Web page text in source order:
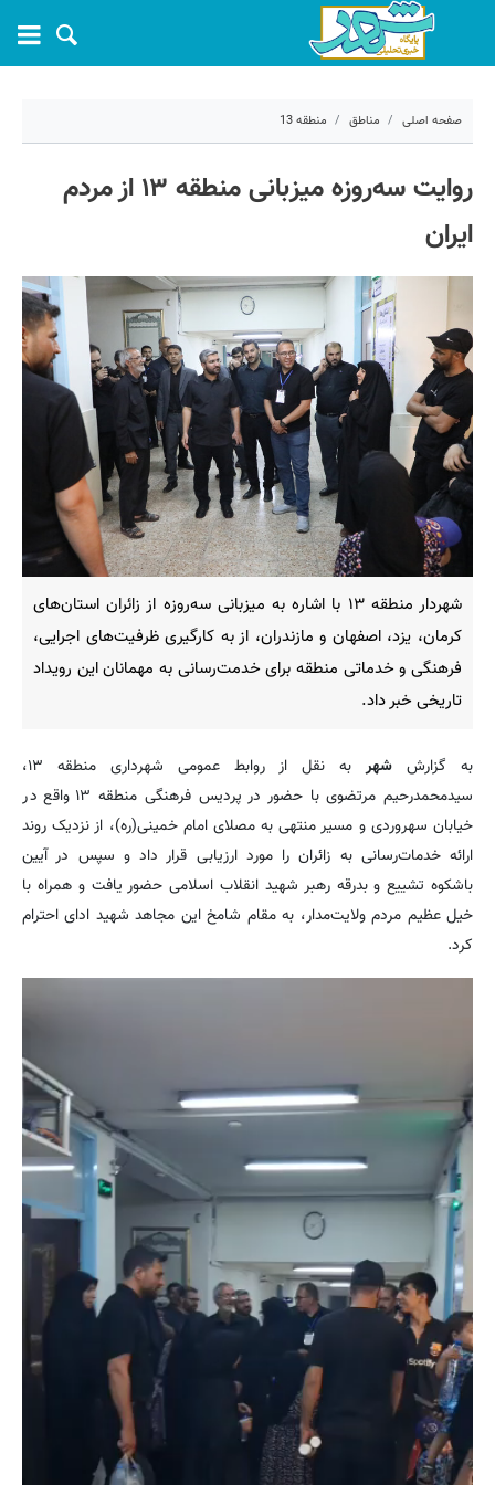
صفحه اصلی مناطق منطقه 13
روایت سه‌روزه میزبانی منطقه ۱۳ از مردم
ایران
شهردار منطقه ۱۳ با اشاره به میزبانی سه‌روزه از زائران استان‌های
کرمان، یزد، اصفهان و مازندران، از به کارگیری ظرفیت‌های اجرایی،
فرهنگی و خدماتی منطقه برای خدمت‌رسانی به مهمانان این رویداد
تاریخی خبر داد.
به گزارش شهر
به نقل از روابط عمومی شهرداری منطقه ۱۳،
سیدمحمدرحیم مرتضوی با حضور در پردیس فرهنگی منطقه ۱۳ واقع در
خیابان سهروردی و مسیر منتهی به مصلای امام خمینی(ره)، از نزدیک روند
ارائه خدمات‌رسانی به زائران را مورد ارزیابی قرار داد و سپس در آیین
باشکوه تشییع و بدرقه رهبر شهید انقلاب اسلامی حضور یافت و همراه با
خیل عظیم مردم ولایت‌مدار، به مقام شامخ این مجاهد شهید ادای احترام
کرد.